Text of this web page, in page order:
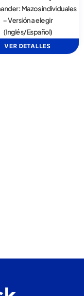
Mazos individuales
– Versión a elegir
(Inglés/Español)
VER DETALLES